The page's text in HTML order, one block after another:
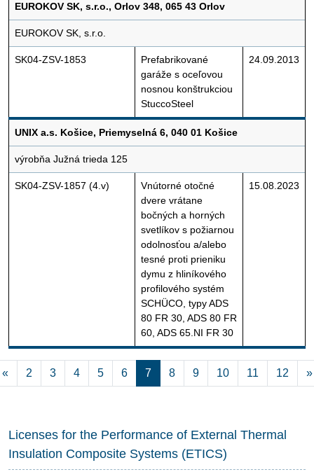
EUROKOV SK, s.r.o., Orlov 348, 065 43 Orlov
EUROKOV SK, s.r.o.
SK04-ZSV-1853
Prefabrikované
garáže s oceľovou
nosnou konštrukciou
StuccoSteel
24.09.2013
UNIX a.s. Košice, Priemyselná 6, 040 01 Košice
výrobňa Južná trieda 125
SK04-ZSV-1857 (4.v)
Vnútorné otočné
dvere vrátane
bočných a horných
svetlíkov s požiarnou
odolnosťou a/alebo
tesné proti prieniku
dymu z hliníkového
profilového systém
SCHÜCO, typy ADS
80 FR 30, ADS 80 FR
60, ADS 65.NI FR 30
15.08.2023
« 2 3 4 5 6 7Current page 7
8 9 10 11 12 »
Licenses for the Performance of External Thermal
Insulation Composite Systems (ETICS)